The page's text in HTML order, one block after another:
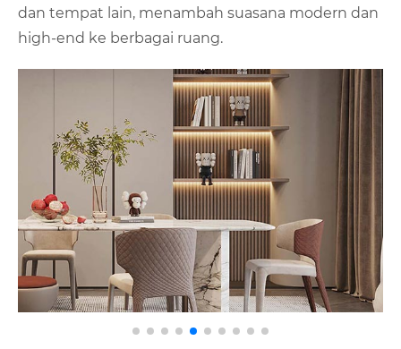
dan tempat lain, menambah suasana modern dan
high-end ke berbagai ruang.